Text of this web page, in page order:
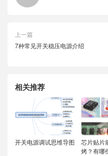
上一篇
7种常见开关稳压电源介绍
相关推荐
开关电源调试思维导图
芯片贴片
烤？有哪